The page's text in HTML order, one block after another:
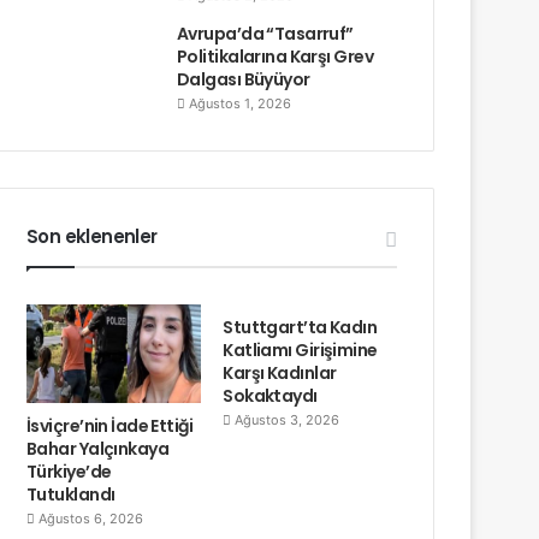
Avrupa’da “Tasarruf”
Politikalarına Karşı Grev
Dalgası Büyüyor
Ağustos 1, 2026
Son eklenenler
İsviçre’nin İade Ettiği
Bahar Yalçınkaya
Türkiye’de
Tutuklandı
Ağustos 6, 2026
Stuttgart’ta Kadın
Katliamı Girişimine
Karşı Kadınlar
Sokaktaydı
Ağustos 3, 2026